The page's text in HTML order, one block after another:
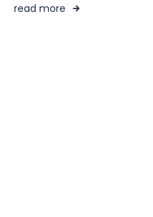
read more